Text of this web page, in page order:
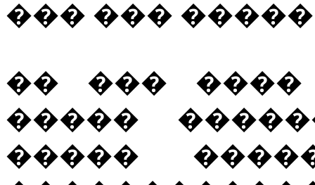
��� ���
�� ���
�����
�����